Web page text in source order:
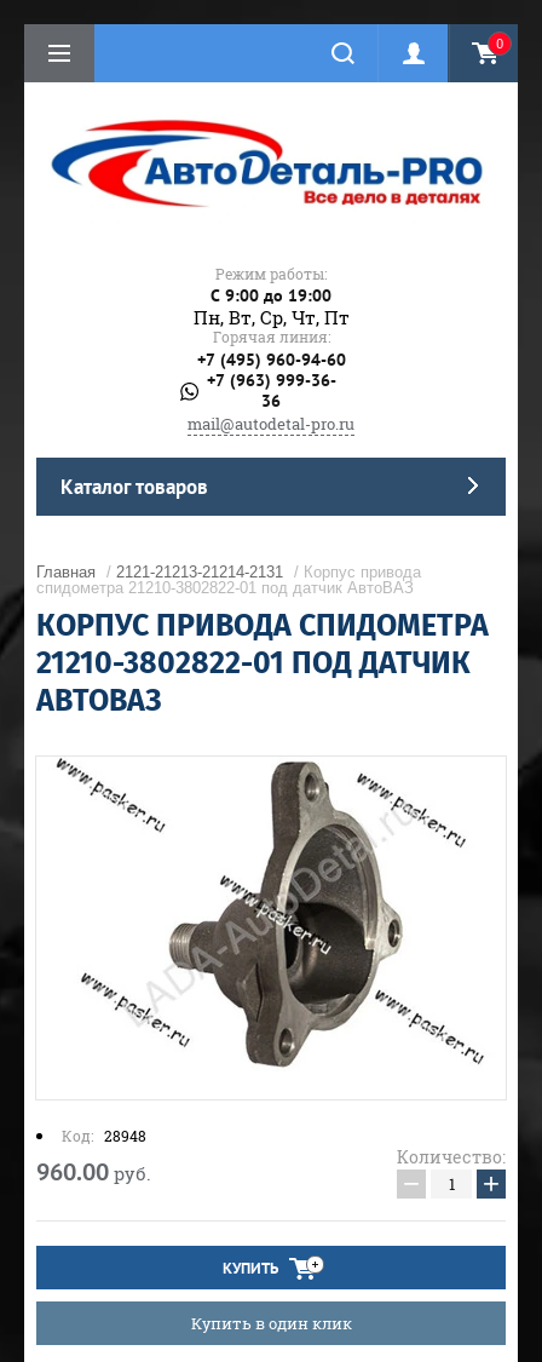
0
Режим работы:
C 9:00 до 19:00
Пн, Вт, Ср, Чт, Пт
Горячая линия:
+7 (495) 960-94-60
+7 (963) 999-36-
36
mail@autodetal-pro.ru
Каталог товаров
Главная / 2121-21213-21214-2131 / Корпус привода
спидометра 21210-3802822-01 под датчик АвтоВАЗ
КОРПУС ПРИВОДА СПИДОМЕТРА
21210-3802822-01 ПОД ДАТЧИК
АВТОВАЗ
Код: 28948
960.00 руб.
Количество:
− +
КУПИТЬ
Купить в один клик